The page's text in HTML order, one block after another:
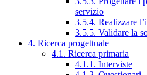
servizio
3.5.4. Realizzare
3.5.5. Validare la
4. Ricerca progettuale
4.1. Ricerca primaria
4.1.1. Interviste